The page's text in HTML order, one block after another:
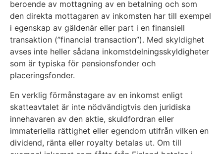
beroende av mottagning av en betalning och som
den direkta mottagaren av inkomsten har till exempel
i egenskap av gäldenär eller part i en finansiell
transaktion (”financial transaction”). Med skyldighet
avses inte heller sådana inkomstdelningsskyldigheter
som är typiska för pensionsfonder och
placeringsfonder.
En verklig förmånstagare av en inkomst enligt
skatteavtalet är inte nödvändigtvis den juridiska
innehavaren av den aktie, skuldfordran eller
immateriella rättighet eller egendom utifrån vilken en
dividend, ränta eller royalty betalas ut. Om till